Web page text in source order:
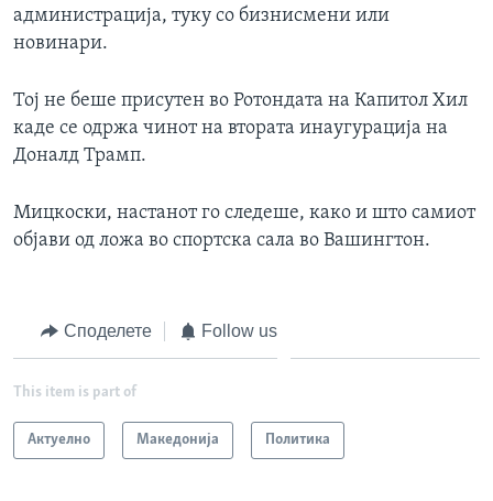
администрација, туку со бизнисмени или
новинари.
Тој не беше присутен во Ротондата на Капитол Хил
каде се одржа чинот на втората инаугурација на
Доналд Трамп.
Мицкоски, настанот го следеше, како и што самиот
објави од ложа во спортска сала во Вашингтон.
Споделете Follow us
This item is part of
Актуелно Македонија Политика